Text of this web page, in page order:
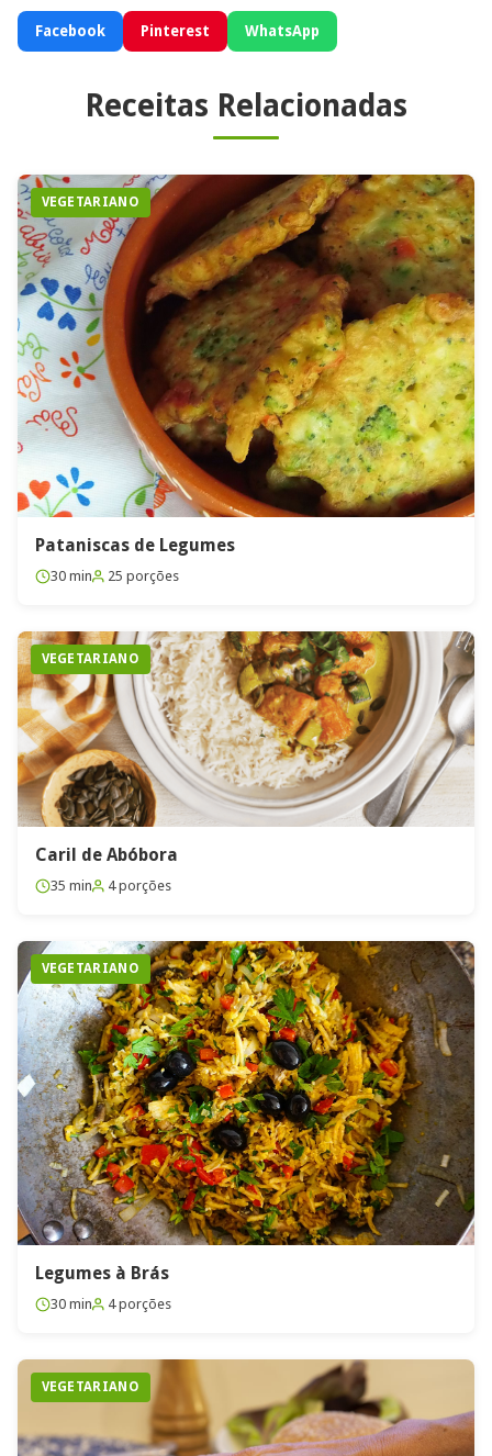
Facebook Pinterest WhatsApp
Receitas Relacionadas
VEGETARIANO
Pataniscas de Legumes
30 min 25 porções
VEGETARIANO
Caril de Abóbora
35 min 4 porções
VEGETARIANO
Legumes à Brás
30 min 4 porções
VEGETARIANO